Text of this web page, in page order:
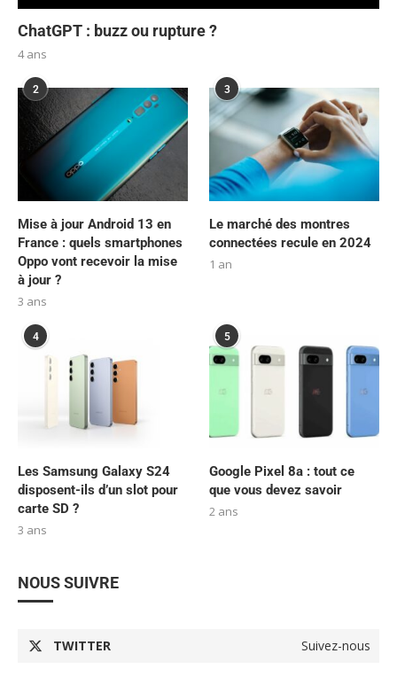
ChatGPT : buzz ou rupture ?
4 ans
2
Mise à jour Android 13 en
France : quels smartphones
Oppo vont recevoir la mise
à jour ?
3 ans
3
Le marché des montres
connectées recule en 2024
1 an
4
Les Samsung Galaxy S24
disposent-ils d’un slot pour
carte SD ?
3 ans
5
Google Pixel 8a : tout ce
que vous devez savoir
2 ans
NOUS SUIVRE
TWITTER Suivez-nous